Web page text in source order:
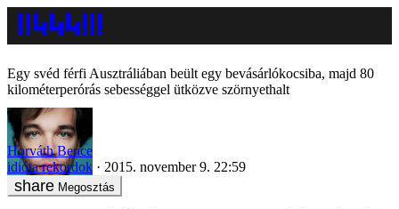
Egy svéd férfi Ausztráliában beült egy bevásárlókocsiba, majd 80
kilométerperórás sebességgel ütközve szörnyethalt
Horváth Bence
idióta rekordok
2015. november 9. 22:59
Megosztás